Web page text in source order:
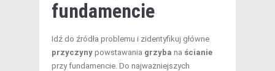
fundamencie
Idź do źródła problemu i zidentyfikuj główne
przyczyny powstawania grzyba na ścianie
przy fundamencie. Do najważniejszych